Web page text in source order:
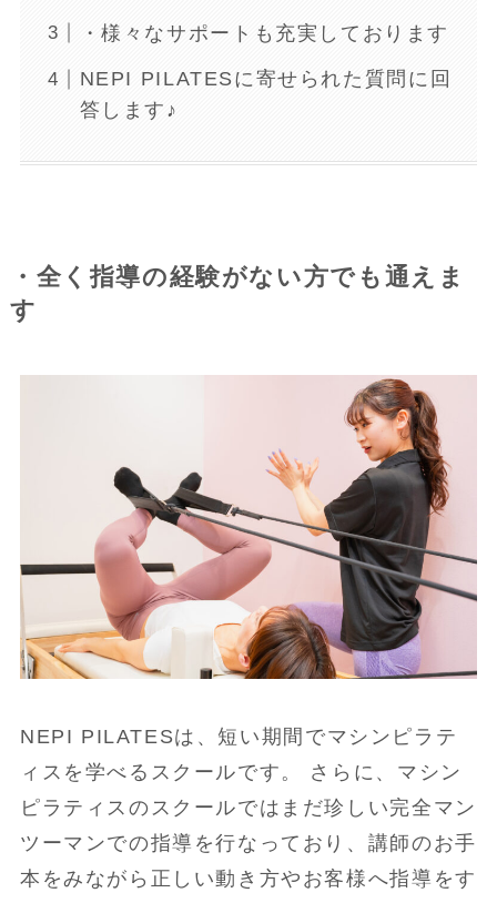
・様々なサポートも充実しております
NEPI PILATESに寄せられた質問に回
答します♪
・全く指導の経験がない方でも通えま
す
NEPI PILATESは、短い期間でマシンピラテ
ィスを学べるスクールです。 さらに、マシン
ピラティスのスクールではまだ珍しい完全マン
ツーマンでの指導を行なっており、講師のお手
本をみながら正しい動き方やお客様へ指導をす